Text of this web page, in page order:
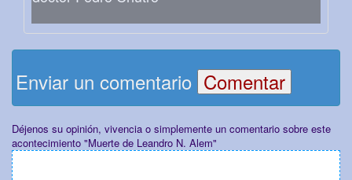
Enviar un comentario
Déjenos su opinión, vivencia o simplemente un comentario sobre este
acontecimiento "Muerte de Leandro N. Alem"